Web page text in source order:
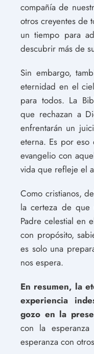
compañía de
otros creyentes de
un tiempo para
descubrir más de
Sin embargo,
eternidad en el
para todos. La
que rechazan a
enfrentarán un
eterna. Es por eso
evangelio con
vida que refleje el
Como cristianos,
la certeza de que
Padre celestial en
con propósito,
es solo una
nos espera.
En resumen, la
experiencia
gozo en la
con la
esperanza con